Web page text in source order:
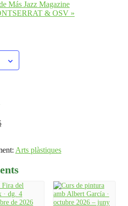
Más Jazz Magazine
& OSV »
Arts plàstiques